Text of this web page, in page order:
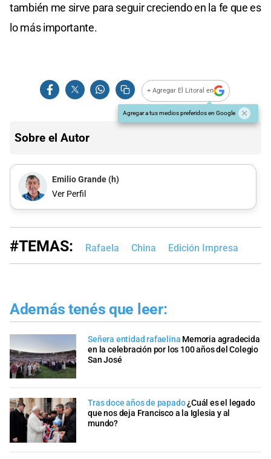
también me sirve para seguir creciendo en la fe que es
lo más importante.
+ Agregar El Litoral en
Agregar a tus medios preferidos en Google
Sobre el Autor
Emilio Grande (h)
Ver Perfil
#TEMAS: Rafaela China Edición Impresa
Además tenés que leer:
Señera entidad rafaelina Memoria agradecida
en la celebración por los 100 años del Colegio
San José
Tras doce años de papado¿Cuál es el legado
que nos deja Francisco a la Iglesia y al
mundo?